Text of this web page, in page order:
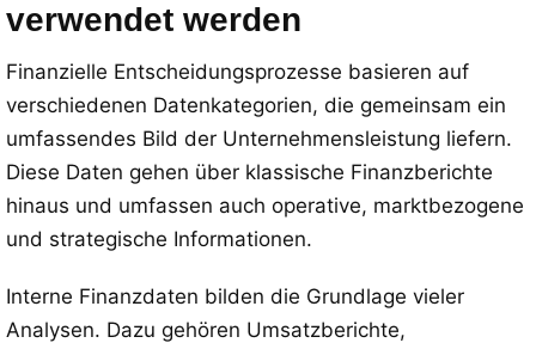
verwendet werden
Finanzielle Entscheidungsprozesse basieren auf
verschiedenen Datenkategorien, die gemeinsam ein
umfassendes Bild der Unternehmensleistung liefern.
Diese Daten gehen über klassische Finanzberichte
hinaus und umfassen auch operative, marktbezogene
und strategische Informationen.
Interne Finanzdaten bilden die Grundlage vieler
Analysen. Dazu gehören Umsatzberichte,